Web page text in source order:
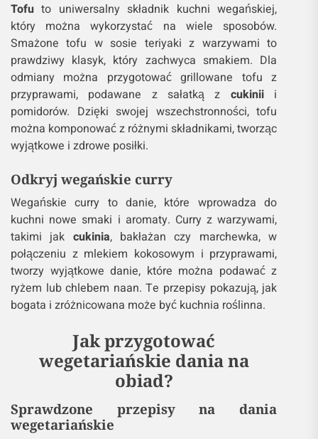
Tofu to uniwersalny składnik kuchni wegańskiej,
który można wykorzystać na wiele sposobów.
Smażone tofu w sosie teriyaki z warzywami to
prawdziwy klasyk, który zachwyca smakiem. Dla
odmiany można przygotować grillowane tofu z
przyprawami, podawane z sałatką z cukiniii
pomidorów. Dzięki swojej wszechstronności, tofu
można komponować z różnymi składnikami, tworząc
wyjątkowe i zdrowe posiłki.
Odkryj wegańskie curry
Wegańskie curry to danie, które wprowadza do
kuchni nowe smaki i aromaty. Curry z warzywami,
takimi jak cukinia, bakłażan czy marchewka, w
połączeniu z mlekiem kokosowym i przyprawami,
tworzy wyjątkowe danie, które można podawać z
ryżem lub chlebem naan. Te przepisy pokazują, jak
bogata i zróżnicowana może być kuchnia roślinna.
Jak przygotować
wegetariańskie dania na
obiad?
Sprawdzone przepisy na dania
wegetariańskie